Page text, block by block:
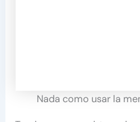
Nada como usar la